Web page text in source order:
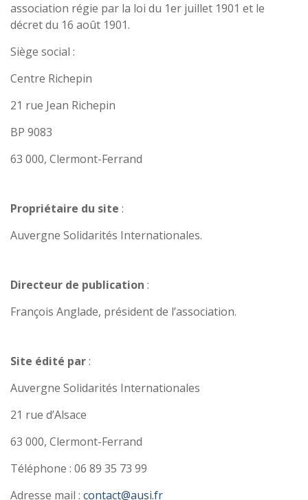
association régie par la loi du 1er juillet 1901 et le
décret du 16 août 1901.
Siège social :
Centre Richepin
21 rue Jean Richepin
BP 9083
63 000, Clermont-Ferrand
Propriétaire du site :
Auvergne Solidarités Internationales.
Directeur de publication :
François Anglade, président de l’association.
Site édité par:
Auvergne Solidarités Internationales
21 rue d’Alsace
63 000, Clermont-Ferrand
Téléphone : 06 89 35 73 99
Adresse mail : contact@ausi.fr